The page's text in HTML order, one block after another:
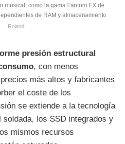
musical, como la gama Fantom EX de
de RAM y almacenamiento
Roland
presión estructural
, con menos
más altos y fabricantes
el coste de los
se extiende a la tecnología
soldada, los SSD integrados y
mismos recursos